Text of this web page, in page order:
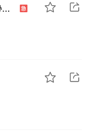
【人形机器人】Linux 通信协议栈-EtherCAT